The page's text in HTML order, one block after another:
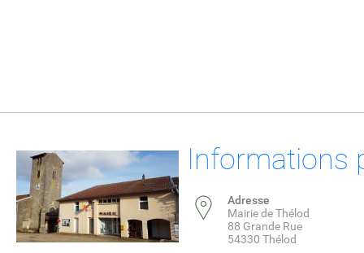
Informations
Adresse
Mairie de Thélod
88 Grande Rue
54330 Thélod